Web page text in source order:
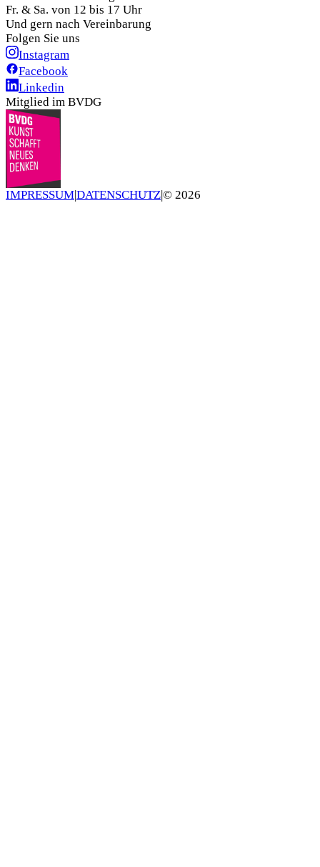
Fr. & Sa. von 12 bis 17 Uhr
Und gern nach Vereinbarung
Folgen Sie uns
Instagram
Facebook
Linkedin
Mitglied im BVDG
IMPRESSUM|DATENSCHUTZ|© 2026